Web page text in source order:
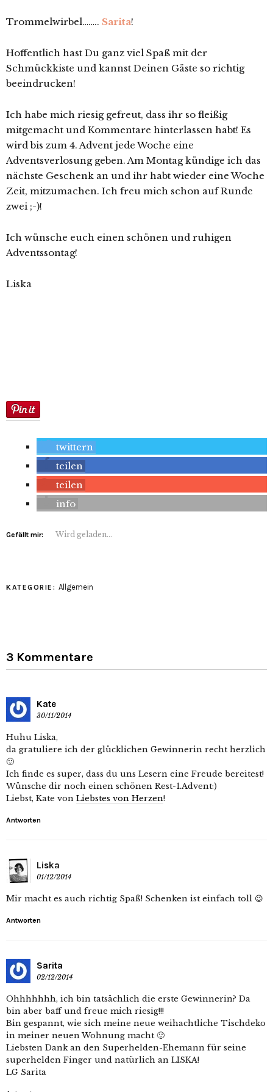
Trommelwirbel…….. Sarita!
Hoffentlich hast Du ganz viel Spaß mit der
Schmückkiste und kannst Deinen Gäste so richtig
beeindrucken!
Ich habe mich riesig gefreut, dass ihr so fleißig
mitgemacht und Kommentare hinterlassen habt! Es
wird bis zum 4. Advent jede Woche eine
Adventsverlosung geben. Am Montag kündige ich das
nächste Geschenk an und ihr habt wieder eine Woche
Zeit, mitzumachen. Ich freu mich schon auf Runde
zwei ;-)!
Ich wünsche euch einen schönen und ruhigen
Adventssontag!
Liska
twittern
teilen
teilen
info
Gefällt mir: Wird geladen...
KATEGORIE: Allgemein
3 Kommentare
Kate
30/11/2014
Huhu Liska,
da gratuliere ich der glücklichen Gewinnerin recht herzlich
🙂
Ich finde es super, dass du uns Lesern eine Freude bereitest!
Wünsche dir noch einen schönen Rest-1.Advent:)
Liebst, Kate von Liebstes von Herzen!
Antworten
Liska
01/12/2014
Mir macht es auch richtig Spaß! Schenken ist einfach toll 😉
Antworten
Sarita
02/12/2014
Ohhhhhhh, ich bin tatsächlich die erste Gewinnerin? Da
bin aber baff und freue mich riesig!!!
Bin gespannt, wie sich meine neue weihachtliche Tischdeko
in meiner neuen Wohnung macht 🙂
Liebsten Dank an den Superhelden-Ehemann für seine
superhelden Finger und natürlich an LISKA!
LG Sarita